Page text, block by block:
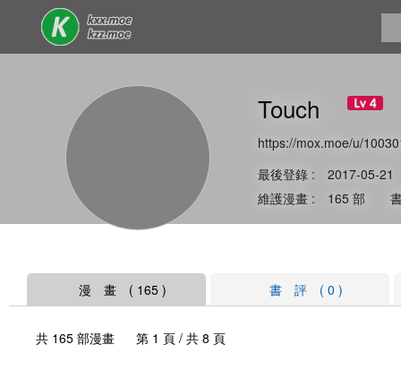
Touch
https://mox.moe/u/
最後登錄 : 2017-05-21
維護漫畫 : 165 部
漫 畫 ( 165 ) 書 評 ( 0 )
共 165 部漫畫 第 1 頁 / 共 8 頁